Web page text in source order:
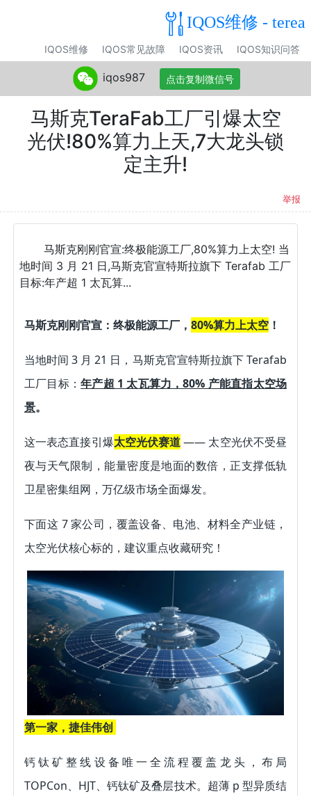
IQOS维修 - terea
IQOS维修 IQOS常见故障 IQOS资讯 IQOS知识问答
马斯克TeraFab工厂引爆太空
光伏!80%算力上天,7大龙头锁
定主升!
举报
马斯克刚刚官宣:终极能源工厂,80%算力上太空! 当
地时间 3 月 21 日,马斯克官宣特斯拉旗下 Terafab 工厂
目标:年产超 1 太瓦算...
马斯克刚刚官宣：终极能源工厂， 80%算力上太空 ！
当地时间 3 月 21 日，马斯克官宣特斯拉旗下 Terafab
工厂目标：年产超 1 太瓦算力，80% 产能直指太空场
景。
这一表态直接引爆太空光伏赛道 —— 太空光伏不受昼
夜与天气限制，能量密度是地面的数倍，正支撑低轨
卫星密集组网，万亿级市场全面爆发。
下面这 7 家公司，覆盖设备、电池、材料全产业链，
太空光伏核心标的，建议重点收藏研究！
第一家，捷佳伟创
钙钛矿整线设备唯一全流程覆盖龙头，布局
TOPCon、HJT、钙钛矿及叠层技术。超薄 p 型异质结
iqos987 点击复制微信号